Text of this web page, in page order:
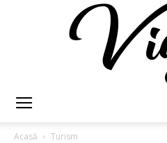
Acasă Turism